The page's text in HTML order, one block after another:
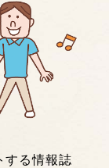
する情報誌